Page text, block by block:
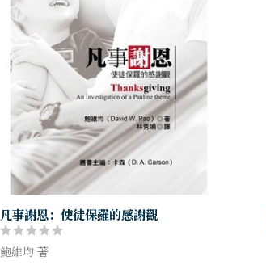
凡事謝恩：使徒保羅的感謝觀
鮑維均 著